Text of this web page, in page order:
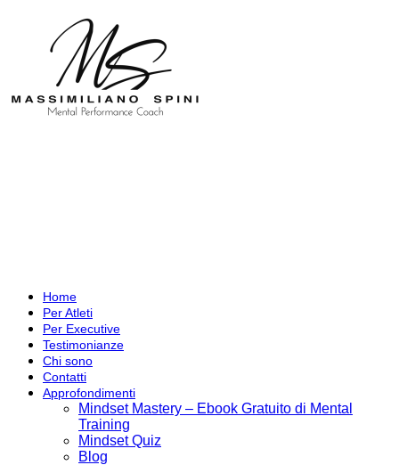
Home
Per Atleti
Per Executive
Testimonianze
Chi sono
Contatti
Approfondimenti
Mindset Mastery – Ebook Gratuito di Mental
Training
Mindset Quiz
Blog